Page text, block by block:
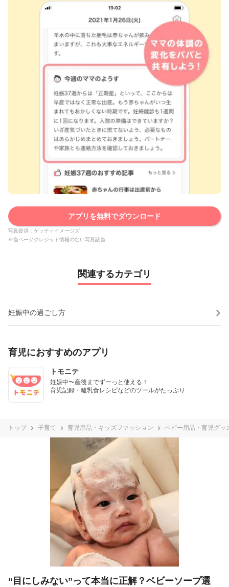
アプリを無料でダウンロード
写真提供：ゲッティイメージズ
※当ページクレジット情報のない写真該当
関連するカテゴリ
妊娠中の過ごし方
育児におすすめのアプリ
トモニテ
妊娠中〜産後までずーっと使える！
育児記録・離乳食レシピなどのツールがたっぷり
トップ 子育て 育児用品・キッズファッション ベビー用品・育児グッ
“目にしみない”って本当に正解？ベビーソープ選